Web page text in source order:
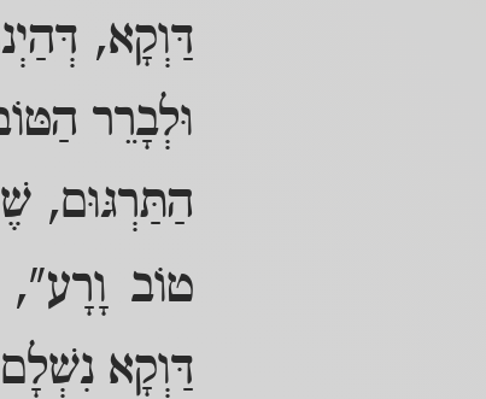
דַּוְקָא,
וּלְבָרֵר
הַתַּרְגּוּם,
טוֹב וָרָע",
דַּוְקָא